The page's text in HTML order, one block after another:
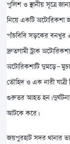
​পুলিশ ও স্থানীয় সূত্রে
নিয়ে একটি
পাঁচবিবি সড়কের বনখুর
দ্রুতগামী ট্রাক
অটোরিকশাটি দুমড়ে-
তৌহিদ ও এক নারী
গুরুতর আহত হন।
আটকে করে।
​জয়পুরহাট সদর থানার